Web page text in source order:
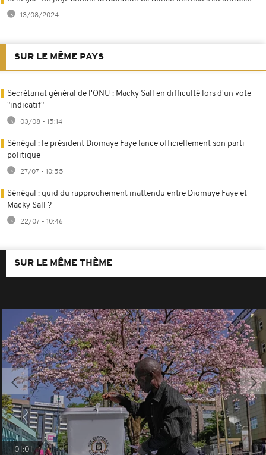
13/08/2024
SUR LE MÊME PAYS
Secrétariat général de l'ONU : Macky Sall en difficulté lors d'un vote
"indicatif"
03/08 - 15:14
Sénégal : le président Diomaye Faye lance officiellement son parti
politique
27/07 - 10:55
Sénégal : quid du rapprochement inattendu entre Diomaye Faye et
Macky Sall ?
22/07 - 10:46
SUR LE MÊME THÈME
01:01